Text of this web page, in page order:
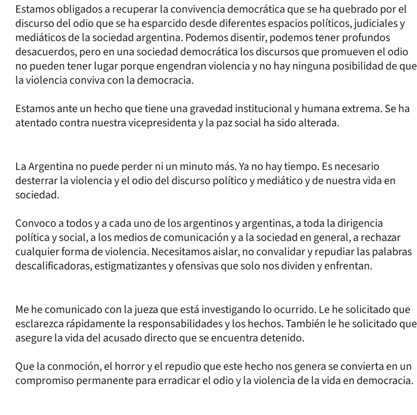
Estamos obligados a recuperar la convivencia democrática que se ha quebrado por el
discurso del odio que se ha esparcido desde diferentes espacios políticos, judiciales y
mediáticos de la sociedad argentina. Podemos disentir, podemos tener profundos
desacuerdos, pero en una sociedad democrática los discursos que promueven el odio
no pueden tener lugar porque engendran violencia y no hay ninguna posibilidad de que
la violencia conviva con la democracia.
Estamos ante un hecho que tiene una gravedad institucional y humana extrema. Se ha
atentado contra nuestra vicepresidenta y la paz social ha sido alterada.
La Argentina no puede perder ni un minuto más. Ya no hay tiempo. Es necesario
desterrar la violencia y el odio del discurso político y mediático y de nuestra vida en
sociedad.
Convoco a todos y a cada uno de los argentinos y argentinas, a toda la dirigencia
política y social, a los medios de comunicación y a la sociedad en general, a rechazar
cualquier forma de violencia. Necesitamos aislar, no convalidar y repudiar las palabras
descalificadoras, estigmatizantes y ofensivas que solo nos dividen y enfrentan.
Me he comunicado con la jueza que está investigando lo ocurrido. Le he solicitado que
esclarezca rápidamente la responsabilidades y los hechos. También le he solicitado que
asegure la vida del acusado directo que se encuentra detenido.
Que la conmoción, el horror y el repudio que este hecho nos genera se convierta en un
compromiso permanente para erradicar el odio y la violencia de la vida en democracia.